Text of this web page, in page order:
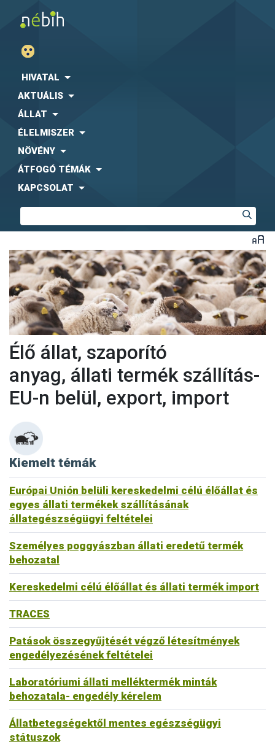
HIVATAL
AKTUÁLIS
ÁLLAT
ÉLELMISZER
NÖVÉNY
ÁTFOGÓ TÉMÁK
KAPCSOLAT
Élő állat, szaporító
anyag, állati termék szállítás-
EU-n belül, export, import
Kiemelt témák
Európai Unión belüli kereskedelmi célú élőállat és
egyes állati termékek szállításának
állategészségügyi feltételei
Személyes poggyászban állati eredetű termék
behozatal
Kereskedelmi célú élőállat és állati termék import
TRACES
Patások összegyűjtését végző létesítmények
engedélyezésének feltételei
Laboratóriumi állati melléktermék minták
behozatala- engedély kérelem
Állatbetegségektől mentes egészségügyi
státuszok